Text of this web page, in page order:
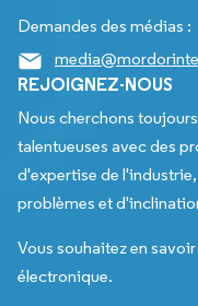
Demandes des médias :
REJOIGNEZ-NOUS
Nous cherchons
talentueuses avec des
d'expertise de
problèmes et
Vous souhaitez en
électronique.